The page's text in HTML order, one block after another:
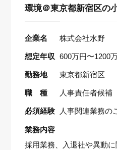
環境＠東京都新宿区の
企業名 株式会社水野
想定年収 600万円〜1200
勤務地 東京都新宿区
職 種 人事責任者候補
必須経験 人事関連業務の
業務内容
採用業務、入退社や異動